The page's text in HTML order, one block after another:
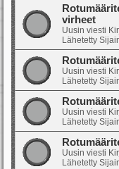
virheet
Uusin viesti
Lähetetty
Uusin viesti
Lähetetty
Uusin viesti
Lähetetty
Uusin viesti
Lähetetty